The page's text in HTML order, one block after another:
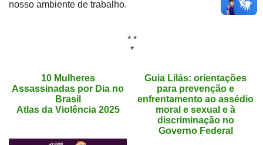
nosso ambiente de trabalho.
* *
*
10 Mulheres
Assassinadas por Dia no
Brasil
Atlas da Violência 2025
Guia Lilás: orientações
para prevenção e
enfrentamento ao assédio
moral e sexual e à
discriminação no
Governo Federal